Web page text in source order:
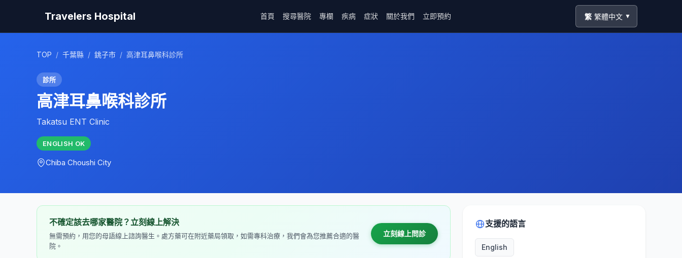
Travelers Hospital 首頁 搜尋醫院 專欄 疾病 症狀 關於我們 立即預約 繁 繁體中文 ▼
TOP / 千葉縣 / 銚子市 / 高津耳鼻喉科診所
診所
高津耳鼻喉科診所
Takatsu ENT Clinic
ENGLISH OK
Chiba Choushi City
不確定該去哪家醫院？立刻線上解決
無需預約，用您的母語線上諮詢醫生。處方藥可在附近藥局領取，如需專科治療，我們會為您推薦合適的醫
院。
立刻線上問診
支援的語言
English